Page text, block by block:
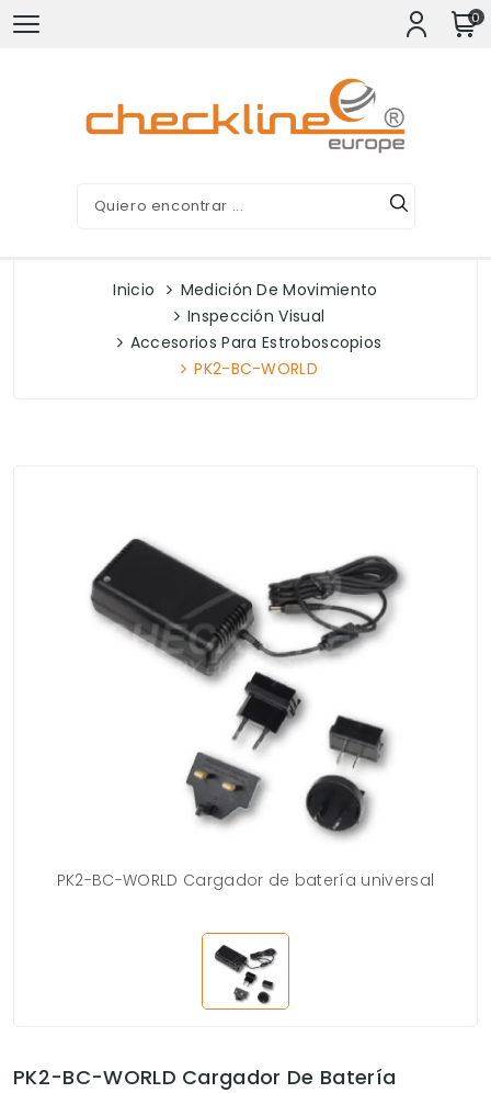
0
Inicio
Medición De Movimiento
Inspección Visual
Accesorios Para Estroboscopios
PK2-BC-WORLD
PK2-BC-WORLD Cargador de batería universal
PK2-BC-WORLD Cargador De Batería